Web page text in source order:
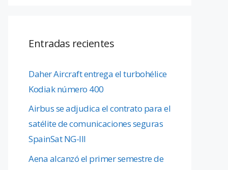
Entradas recientes
Daher Aircraft entrega el turbohélice
Kodiak número 400
Airbus se adjudica el contrato para el
satélite de comunicaciones seguras
SpainSat NG-III
Aena alcanzó el primer semestre de